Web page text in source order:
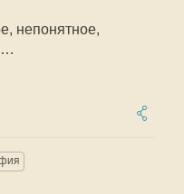
непонятное,